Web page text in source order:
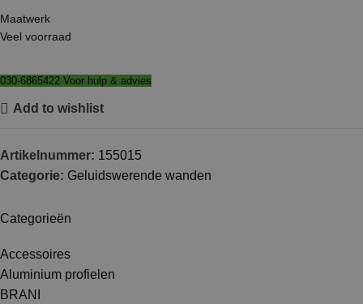
Categorieën
Accessoires
Aluminium profielen
BRANI
Maatwerk
Veel voorraad
030-6865422 Voor hulp & advies
Add to wishlist
Artikelnummer: 155015
Categorie: Geluidswerende wanden